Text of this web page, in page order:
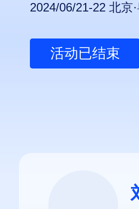
2024/06/21-22 北京
活动已结束